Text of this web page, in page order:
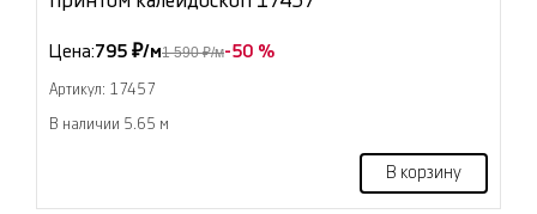
Цена:795 ₽/м1 590 ₽/м-50 %
Артикул: 17457
В наличии 5.65 м
В корзину